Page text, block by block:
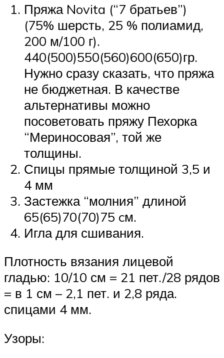
Пряжа Novita (“7 братьев”)
(75% шерсть, 25 % полиамид,
200 м/100 г).
440(500)550(560)600(650)гр.
Нужно сразу сказать, что пряжа
не бюджетная. В качестве
альтернативы можно
посоветовать пряжу Пехорка
“Мериносовая”, той же
толщины.
Спицы прямые толщиной 3,5 и
4 мм
Застежка “молния” длиной
65(65)70(70)75 cм.
Игла для сшивания.
Плотность вязания лицевой
гладью: 10/10 см = 21 пет./28 рядов
= в 1 см – 2,1 пет. и 2,8 ряда.
спицами 4 мм.
Узоры: